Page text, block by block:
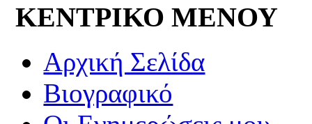
ΚΕΝΤΡΙΚΟ ΜΕΝΟΥ
Αρχική Σελίδα
Βιογραφικό